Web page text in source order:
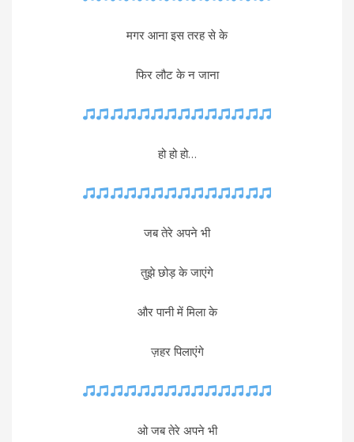
मगर आना इस तरह से के
फिर लौट के न जाना
हो हो हो…
जब तेरे अपने भी
तुझे छोड़ के जाएंगे
और पानी में मिला के
ज़हर पिलाएंगे
ओ जब तेरे अपने भी